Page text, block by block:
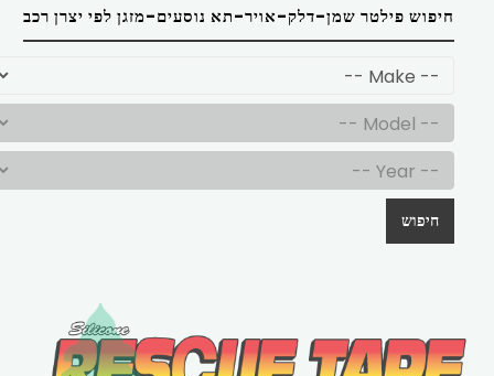
חיפוש פילטר שמן-דלק-אויר-תא נוסעים-מזגן לפי יצרן רכב
חיפוש